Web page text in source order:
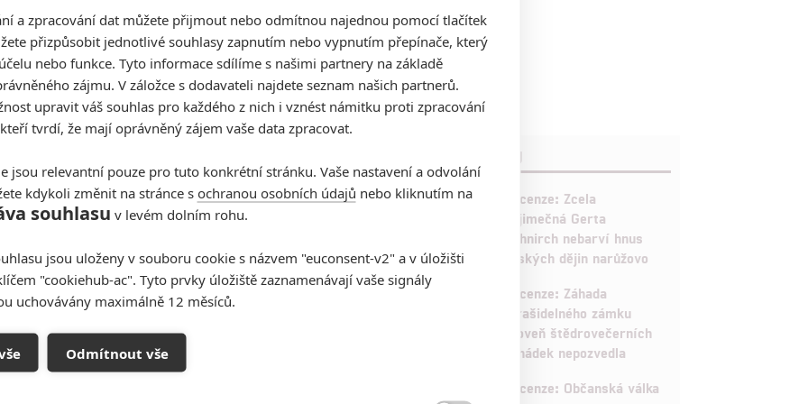
film příštího roku bude poprvé uvedena v rámci
, tedy29.10.v časných ranních hodinách
následně nezveřejnil oficiálně na internetu, jistě se
vyšvihla, takže jestli jste seriál po první řadě vzdali,
výrazný.
Zdroj:Marvel
chválu, nestíhám to vůbec sledovat! Asi si pak
:-D
10
Recenze: Zcela
výjimečná Gerta
Schnirch nebarví hnus
českých dějin narůžovo
5
Recenze: Záhada
strašidelného zámku
úroveň štědrovečerních
pohádek nepozvedla
Recenze: Občanská válka
a zpracování dat můžete přijmout nebo odmítnou najednou pomocí tlačítek
přizpůsobit jednotlivé souhlasy zapnutím nebo vypnutím přepínače, který
nebo funkce. Tyto informace sdílíme s našimi partnery na základě
zájmu. V záložce s dodavateli najdete seznam našich partnerů.
upravit váš souhlas pro každého z nich i vznést námitku proti zpracování
tvrdí, že mají oprávněný zájem vaše data zpracovat.
jsou relevantní pouze pro tuto konkrétní stránku. Vaše nastavení a odvolání
kdykoli změnit na stránce s ochranou osobních údajů nebo kliknutím na
souhlasu v levém dolním rohu.
jsou uloženy v souboru cookie s názvem "euconsent-v2" a v úložišti
"cookiehub-ac". Tyto prvky úložiště zaznamenávají vaše signály
uchovávány maximálně 12 měsíců.
Odmítnout vše